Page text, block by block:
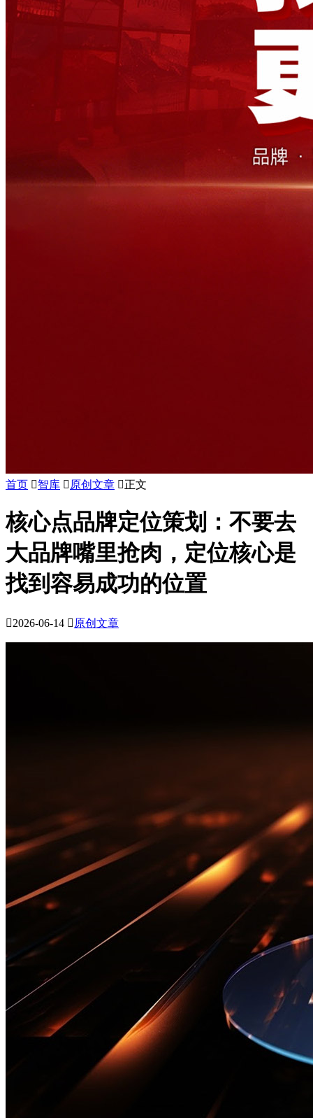
首页 智库  原创文章 正文
核心点品牌定位策划：不要去
大品牌嘴里抢肉，定位核心是
找到容易成功的位置
2026-06-14  原创文章